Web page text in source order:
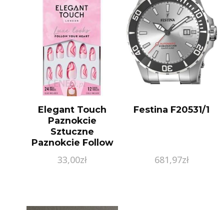
Elegant Touch
Paznokcie
Sztuczne
Paznokcie Follow
Looks 12
33,00zł
Festina F20531/1
681,97zł